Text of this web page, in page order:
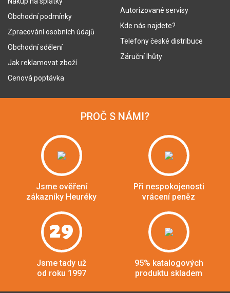
Obchodní podmínky
Zpracování osobních údajů
Obchodní sdělení
Jak reklamovat zboží
Cenová poptávka
Autorizované servisy
Kde nás najdete?
Telefony české distribuce
Záruční lhůty
PROČ S NÁMI?
Jsme ověření
zákazníky Heuréky
Při nespokojenosti
vrácení peněz
29
Jsme tady už
od roku 1997
95% katalogových
produktu skladem